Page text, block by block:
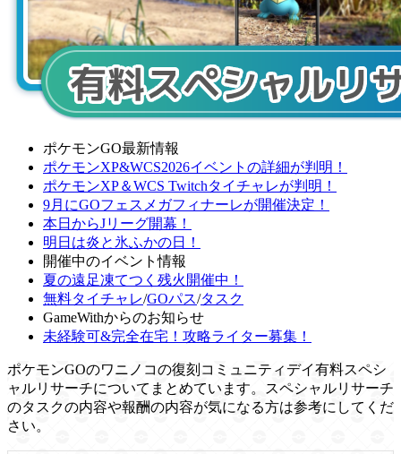
ポケモンGO最新情報
ポケモンXP&WCS2026イベントの詳細が判明！
ポケモンXP＆WCS Twitchタイチャレが判明！
9月にGOフェスメガフィナーレが開催決定！
本日からJリーグ開幕！
明日は炎と氷ふかの日！
開催中のイベント情報
夏の遠足凍てつく残火開催中！
無料タイチャレ/GOパス/タスク
GameWithからのお知らせ
未経験可&完全在宅！攻略ライター募集！
ポケモンGOのワニノコの復刻コミュニティデイ有料スペシ
ャルリサーチについてまとめています。スペシャルリサーチ
のタスクの内容や報酬の内容が気になる方は参考にしてくだ
さい。